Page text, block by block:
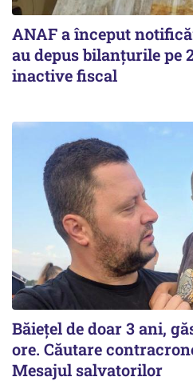
ANAF a început
au depus bilanțurile pe
inactive fiscal
Băiețel de doar 3 ani,
ore. Căutare
Mesajul salvatorilor